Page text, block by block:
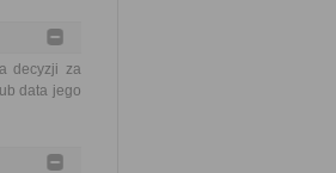
decyzji za
data jego